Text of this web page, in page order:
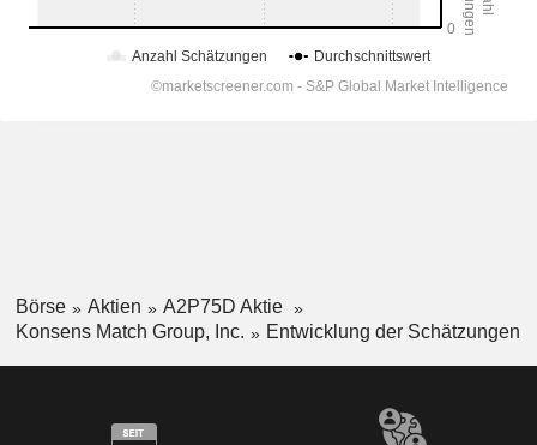
Börse Aktien
A2P75D Aktie
Konsens Match Group, Inc.
Entwicklung der Schätzungen